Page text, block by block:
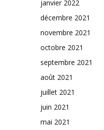
janvier 2022
décembre 2021
novembre 2021
octobre 2021
septembre 2021
août 2021
juillet 2021
juin 2021
mai 2021